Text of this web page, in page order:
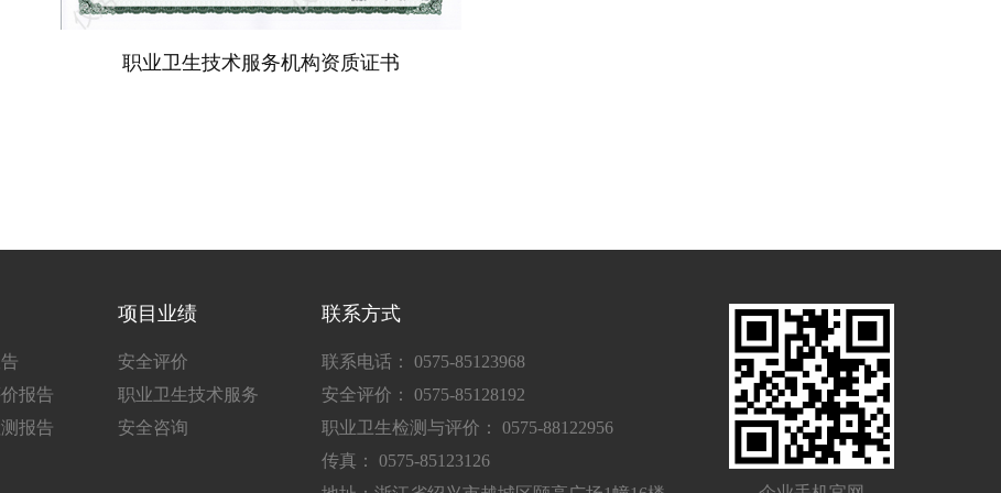
职业卫生技术服务机构资质证书
报告
报告
项目业绩
安全评价
职业卫生技术服务
安全咨询
联系方式
联系电话： 0575-85123968
安全评价： 0575-85128192
职业卫生检测与评价： 0575-88122956
传真： 0575-85123126